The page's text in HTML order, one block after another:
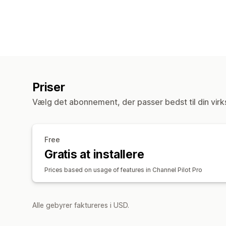
Priser
Vælg det abonnement, der passer bedst til din
Free
Gratis at installere
Prices based on usage of features in Channel Pilot Pro
Alle gebyrer faktureres i USD.